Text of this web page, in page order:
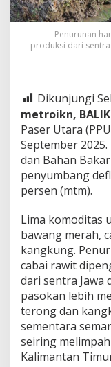
Penurunan
produksi dari
Dikunjungi
metroikn,
Paser Utara
September
dan Bahan
penyumbang
persen (mtm).
Lima komoditas
bawang merah,
kangkung.
cabai rawit
dari sentra Jawa
pasokan lebih
terong dan
sementara
seiring
Kalimantan